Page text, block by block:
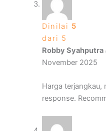
Dinilai 5
dari 5
Robby Syahputra
November 2025
Harga terjangkau,
response.